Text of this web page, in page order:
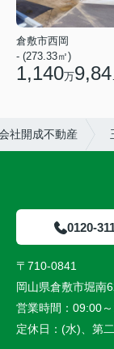
倉敷市西岡
- (273.33㎡)
1,140万9,840
社開成不動産
0120-
〒710-0841
岡山県倉敷市堀南
営業時間： 09:00
定休日： (水)、第